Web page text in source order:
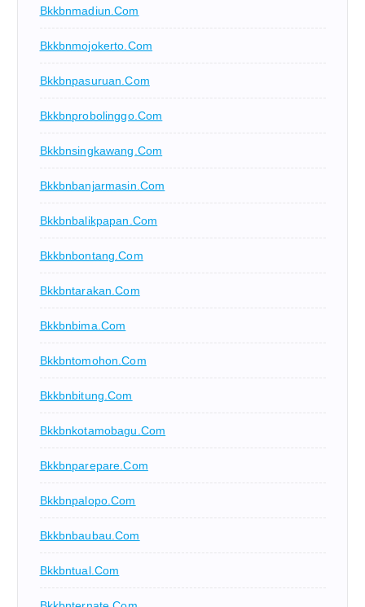
Bkkbnmadiun.com
Bkkbnmojokerto.com
Bkkbnpasuruan.com
Bkkbnprobolinggo.com
Bkkbnsingkawang.com
Bkkbnbanjarmasin.com
Bkkbnbalikpapan.com
Bkkbnbontang.com
Bkkbntarakan.com
Bkkbnbima.com
Bkkbntomohon.com
Bkkbnbitung.com
Bkkbnkotamobagu.com
Bkkbnparepare.com
Bkkbnpalopo.com
Bkkbnbaubau.com
Bkkbntual.com